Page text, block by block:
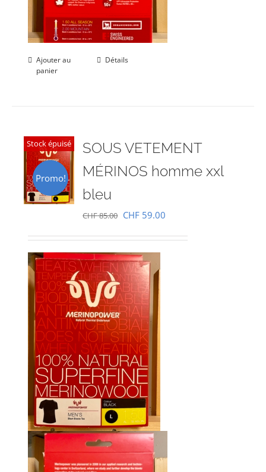
Ajouter au
panier
Détails
Stock épuisé
Promo!
SOUS VETEMENT
MÉRINOS homme xxl
bleu
CHF85.00 Le
initial
était :
CHF 85.00.
CHF 59.00